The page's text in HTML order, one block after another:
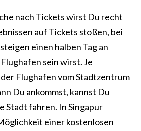
nach Tickets wirst Du recht
auf Tickets stoßen, bei
einen halben Tag an
sein wirst. Je
Flughafen vom Stadtzentrum
Du ankommst, kannst Du
Stadt fahren. In Singapur
einer kostenlosen